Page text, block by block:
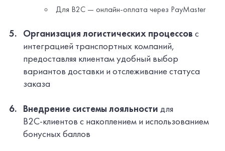
Для B2C — онлайн-оплата через PayMaster
Организация логистических процессов с
интеграцией транспортных компаний,
предоставляя клиентам удобный выбор
вариантов доставки и отслеживание статуса
заказа
Внедрение системы лояльности для
B2C-клиентов с накоплением и использованием
бонусных баллов